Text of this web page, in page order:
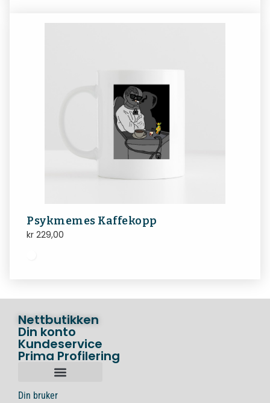
Psykmemes Kaffekopp
kr 229,00
Nettbutikken
Din konto
Kundeservice
Prima Profilering
Din bruker